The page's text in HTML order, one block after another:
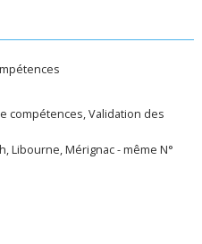
compétences, Validation des
Libourne, Mérignac - même N°